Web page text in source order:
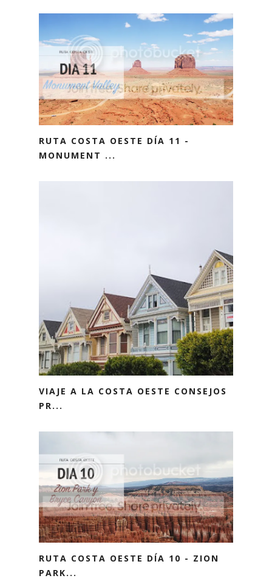
RUTA COSTA OESTE DÍA 11 -
MONUMENT ...
VIAJE A LA COSTA OESTE CONSEJOS
PR...
RUTA COSTA OESTE DÍA 10 - ZION
PARK...